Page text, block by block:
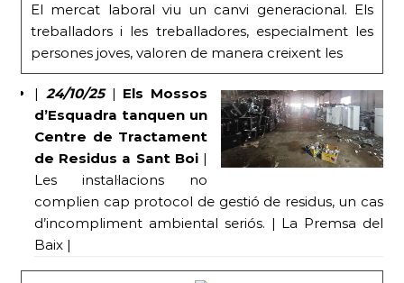
El mercat laboral viu un canvi generacional. Els
treballadors i les treballadores, especialment les
persones joves, valoren de manera creixent les
| 24/10/25 | Els Mossos
d’Esquadra tanquen un
Centre de Tractament
de Residus a Sant Boi|
Les instal·lacions no
complien cap protocol de gestió de residus, un cas
d’incompliment ambiental seriós. | La Premsa del
Baix |